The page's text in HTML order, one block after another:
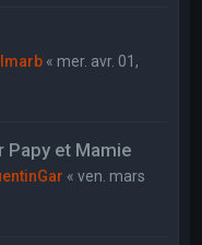
« mer. avr. 01,
Papy et Mamie
«ven. mars